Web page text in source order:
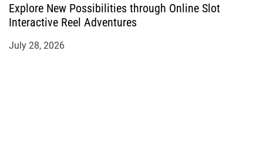
Explore New Possibilities through Online Slot
Interactive Reel Adventures
July 28, 2026